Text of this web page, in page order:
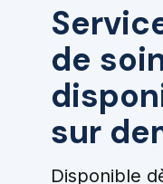
de
sur
Disponible